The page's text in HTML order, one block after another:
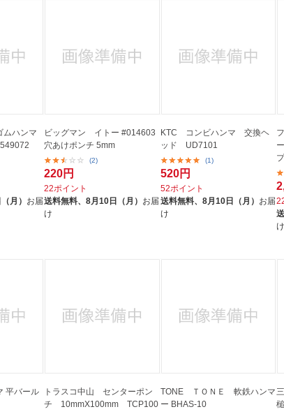
ハンマ
月） お届
ビッグマン イトー #014603
穴あけポンチ 5mm
(2)
220円
22ポイント
送料無料、8月10日（月） お届
け
KTC コンビハンマ 交換ヘ
ッド UD7101
(1)
520円
52ポイント
送料無料、 8月10日（月） お届
け
け
平バール
トラスコ中山 センターポン
チ 10mmX100mm TCP100
TONE ＴＯＮＥ 軟鉄ハンマ
ー BHAS-10